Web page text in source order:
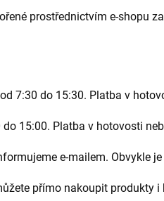
prostřednictvím e-shopu
7:30 do 15:30. Platba v
15:00. Platba v hotovosti
e-mailem. Obvykle
přímo nakoupit produkty